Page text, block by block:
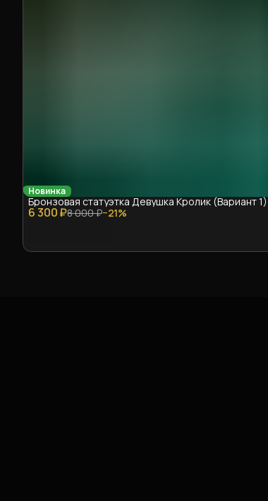
Новинка
6 300 ₽8 000 ₽−21%
Бронзовая статуэтка Девушка Кролик (Вариант 1)